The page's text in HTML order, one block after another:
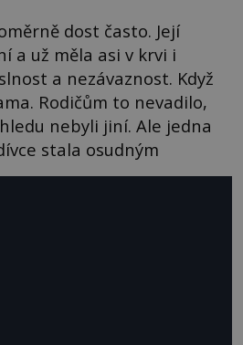
dost často. Její
a už měla asi v krvi i
a nezávaznost. Když
Rodičům to nevadilo,
nebyli jiní. Ale jedna
stala osudným